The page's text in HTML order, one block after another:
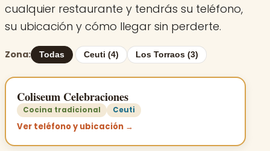
cualquier restaurante y tendrás su teléfono,
su ubicación y cómo llegar sin perderte.
Zona: Todas Ceuti (4) Los Torraos (3)
Coliseum Celebraciones
Cocina tradicional Ceuti
Ver teléfono y ubicación →